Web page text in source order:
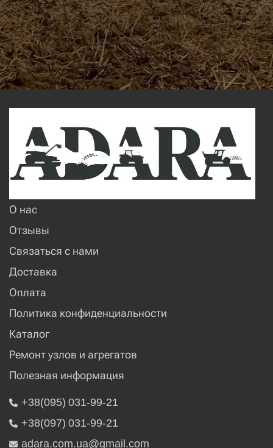
О нас
Отзывы
Связаться с нами
Доставка
Оплата
Политика конфиденциальности
Каталог
Ремонт узлов и агрегатов
Полезная информация
+38(095) 031-99-21
+38(097) 031-99-21
adara.com.ua@gmail.com